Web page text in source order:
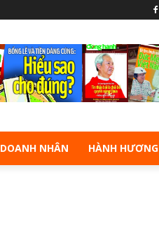
DOANH NHÂN HÀNH HƯƠNG